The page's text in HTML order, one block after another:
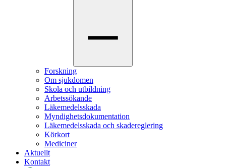
Forskning
Om sjukdomen
Skola och utbildning
Arbetssökande
Läkemedelsskada
Myndighetsdokumentation
Läkemedelsskada och skadereglering
Körkort
Mediciner
Aktuellt
Kontakt